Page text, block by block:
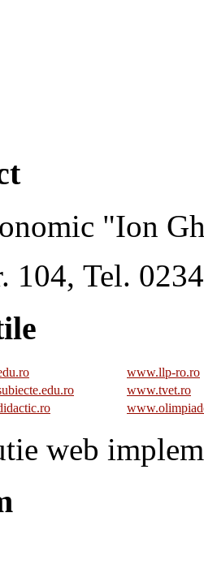
"Ion
104, Tel.
www.llp-ro.ro
www.tvet.ro
web